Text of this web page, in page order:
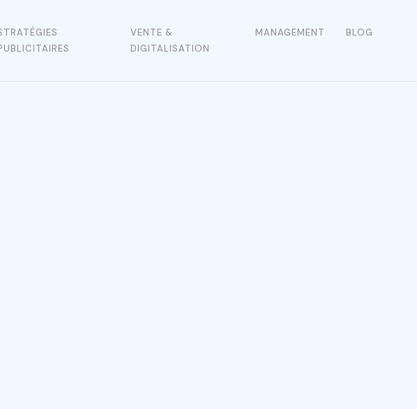
VENTE &
DIGITALISATION
MANAGEMENT BLOG